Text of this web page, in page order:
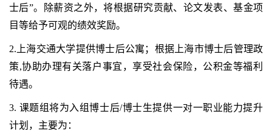
士后”。除薪资之外，将根据研究贡献、论文发表、基金项
目等给予可观的绩效奖励。
2.上海交通大学提供博士后公寓；根据上海市博士后管理政
策,协助办理有关落户事宜，享受社会保险，公积金等福利
待遇。
3. 课题组将为入组博士后/博士生提供一对一职业能力提升
计划，主要为：